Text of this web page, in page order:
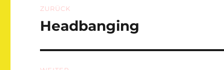
ZURÜCK
Vorheriger
Headbanging